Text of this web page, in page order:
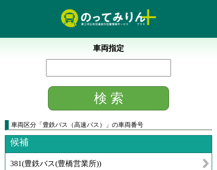
車両指定
車両区分 「 豊鉄バス（高速バス） 」 の車両番号
候補
381(豊鉄バス(豊橋営業所))